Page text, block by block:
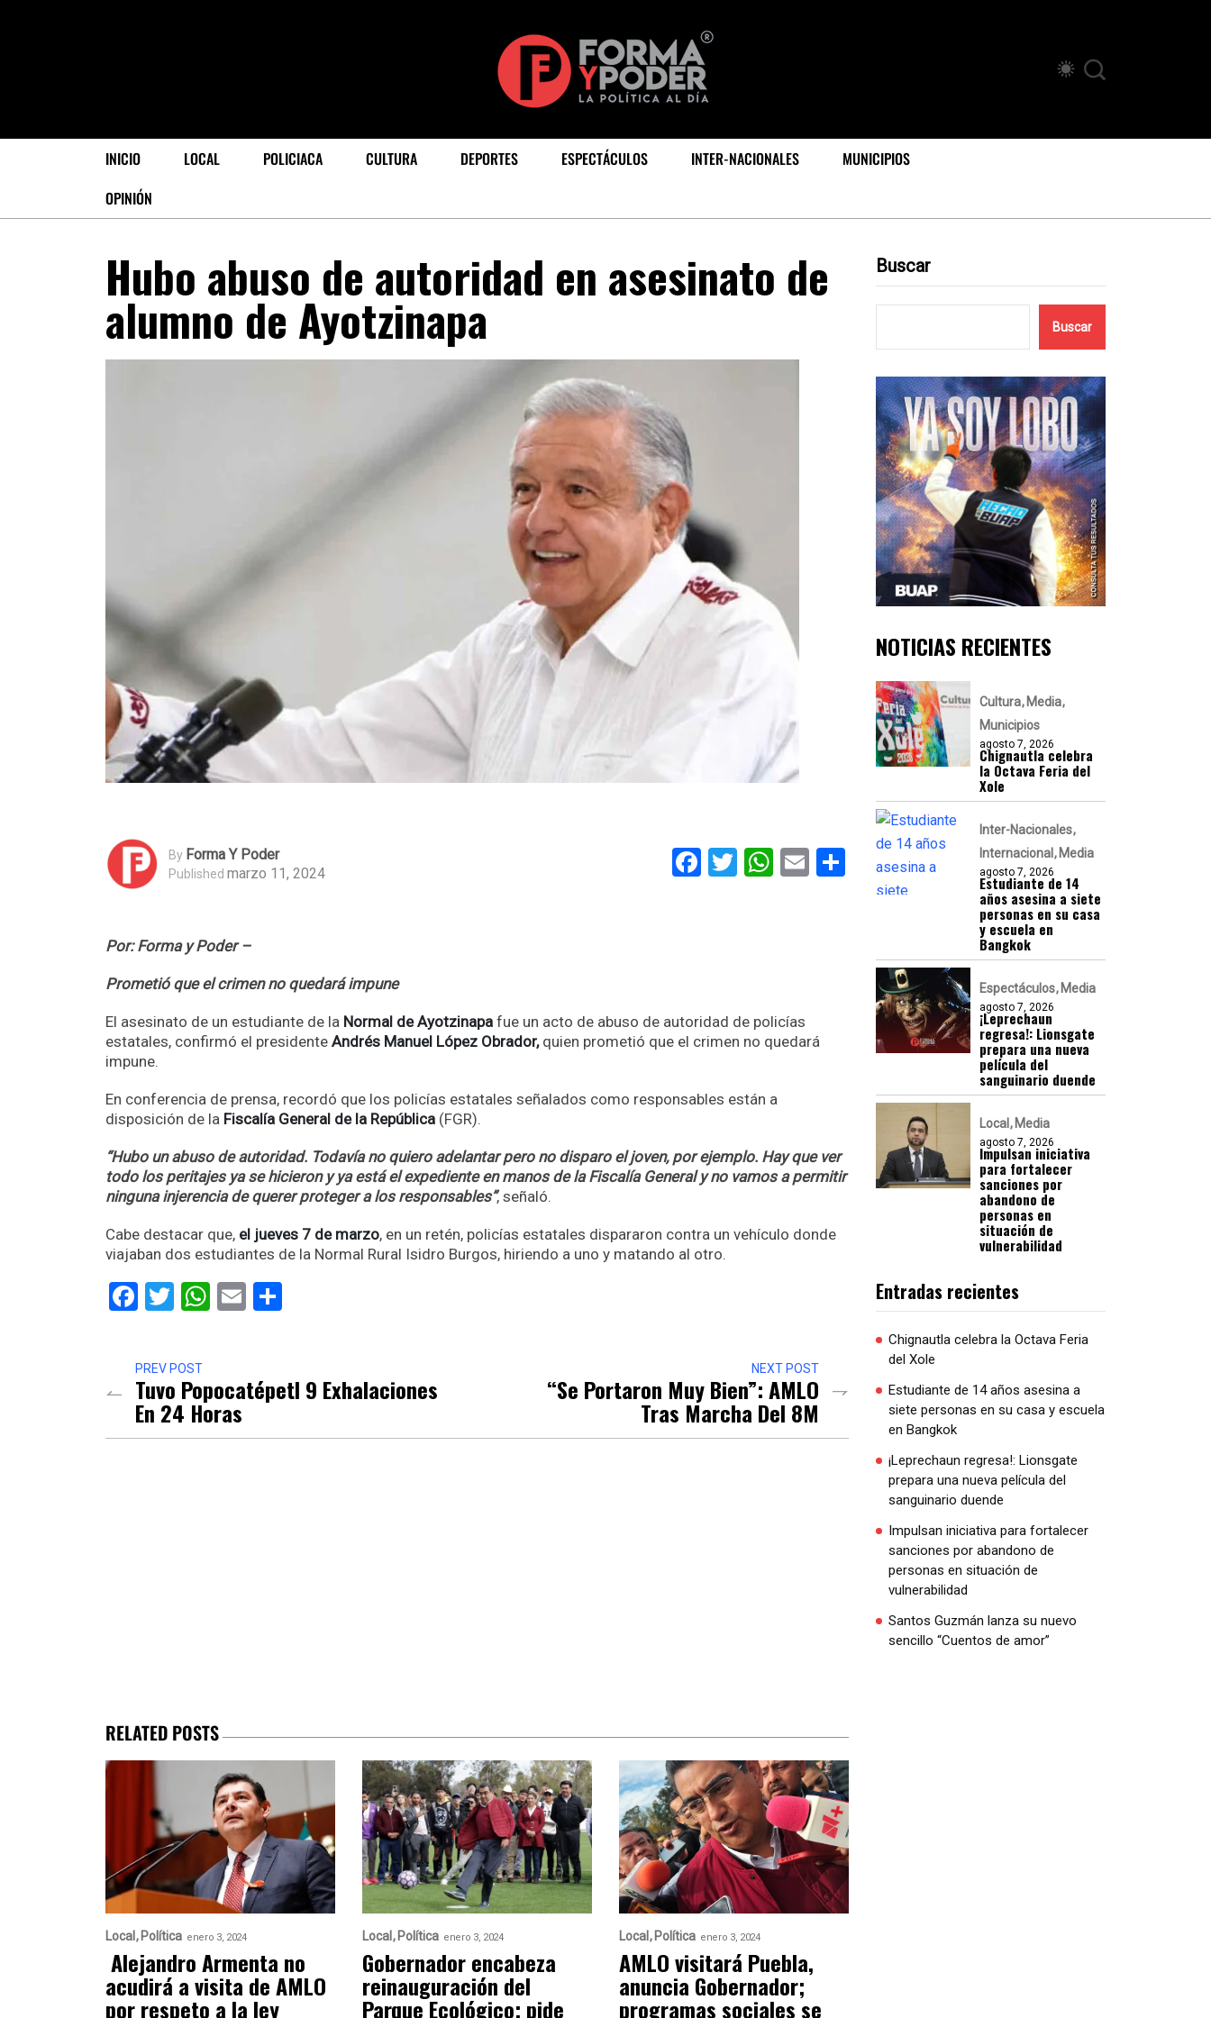
INICIO LOCAL POLICIACA CULTURA DEPORTES ESPECTÁCULOS INTER-NACIONALES
MUNICIPIOS
OPINIÓN
Hubo abuso de autoridad en asesinato de
alumno de Ayotzinapa
By Forma Y Poder
Published marzo 11, 2024 Facebook
Twitter
WhatsApp
EmailCompartir
Por: Forma y Poder –
Prometió que el crimen no quedará impune
El asesinato de un estudiante de la Normal de Ayotzinapa fue un acto de abuso de autoridad de policías
estatales, confirmó el presidente Andrés Manuel López Obrador, quien prometió que el crimen no quedará
impune.
En conferencia de prensa, recordó que los policías estatales señalados como responsables están a
disposición de la Fiscalía General de la República (FGR).
“Hubo un abuso de autoridad. Todavía no quiero adelantar pero no disparo el joven, por ejemplo. Hay que ver
todo los peritajes ya se hicieron y ya está el expediente en manos de la Fiscalía General y no vamos a permitir
ninguna injerencia de querer proteger a los responsables”, señaló.
Cabe destacar que, el jueves 7 de marzo, en un retén, policías estatales dispararon contra un vehículo donde
viajaban dos estudiantes de la Normal Rural Isidro Burgos, hiriendo a uno y matando al otro.
Facebook
Twitter
WhatsApp
Email
PREV POST
Tuvo Popocatépetl 9 Exhalaciones
En 24 Horas
NEXT POST
“Se Portaron Muy Bien”: AMLO
Tras Marcha Del 8M
Buscar
Buscar
NOTICIAS RECIENTES
Cultura Media
Municipios
agosto 7, 2026
Chignautla celebra
la Octava Feria del
Xole
Inter-Nacionales
Internacional
Media
agosto 7, 2026
Estudiante de 14
años asesina a siete
personas en su casa
y escuela en
Bangkok
Espectáculos Media
agosto 7, 2026
¡Leprechaun
regresa!: Lionsgate
prepara una nueva
película del
sanguinario duende
Local Media
agosto 7, 2026
Impulsan iniciativa
para fortalecer
sanciones por
abandono de
personas en
situación de
vulnerabilidad
Entradas recientes
Chignautla celebra la Octava Feria
del Xole
Estudiante de 14 años asesina a
siete personas en su casa y escuela
en Bangkok
¡Leprechaun regresa!: Lionsgate
prepara una nueva película del
sanguinario duende
Impulsan iniciativa para fortalecer
sanciones por abandono de
personas en situación de
vulnerabilidad
Santos Guzmán lanza su nuevo
sencillo “Cuentos de amor”
RELATED POSTS
Local Política enero 3, 2024
Alejandro Armenta no
acudirá a visita de AMLO
por respeto a la ley
Local Política enero 3, 2024
Gobernador encabeza
reinauguración del
Parque Ecológico; pide
Local Política enero 3, 2024
AMLO visitará Puebla,
anuncia Gobernador;
programas sociales se